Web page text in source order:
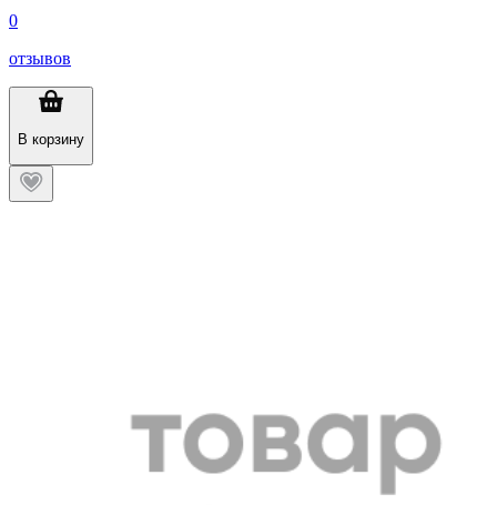
0
отзывов
В корзину